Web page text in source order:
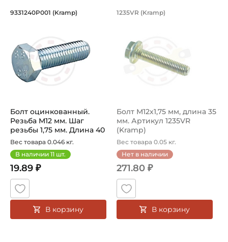
Болт оцинкованный. Резьба M12 мм.
9331240P001 (Kramp)
Болт оцинкованный.
Резьба M12 мм. Шаг
резьбы 1,75 мм. Длина 40
мм. Клас...
Вес товара 0.046 кг.
В наличии 11 шт.
19.89 ₽
В корзину
Болт М12х1,75 мм,
1235VR (Kramp)
Болт М12х1,75 мм, длина 35
мм. Артикул 1235VR
(Kramp)
Вес товара 0.05 кг.
Нет в наличии
271.80 ₽
В корзину